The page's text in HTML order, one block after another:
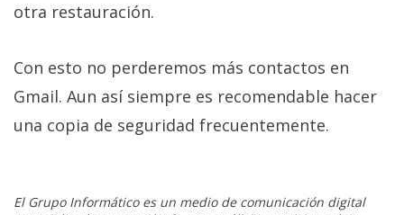
otra restauración.
Con esto no perderemos más contactos en
Gmail. Aun así siempre es recomendable hacer
una copia de seguridad frecuentemente.
El Grupo Informático es un medio de comunicación digital